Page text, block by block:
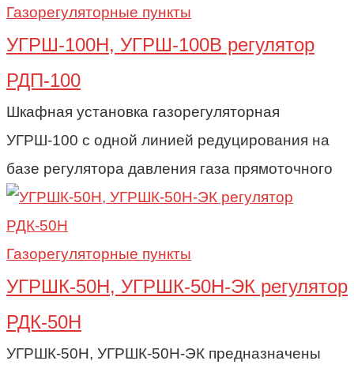
Газорегуляторные пункты
УГРШ-100Н, УГРШ-100В регулятор
РДП-100
Шкафная установка газорегуляторная
УГРШ-100 с одной линией редуцирования на
базе регулятора давления газа прямоточного
Газорегуляторные пункты
УГРШК-50Н, УГРШК-50Н-ЭК регулятор
РДК-50Н
УГРШК-50Н, УГРШК-50Н-ЭК предназначены